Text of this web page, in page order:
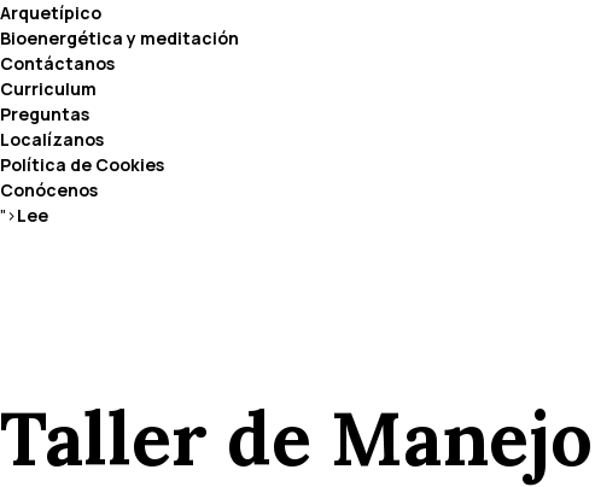
Arquetípico
Bioenergética y meditación
Contáctanos
Curriculum
Preguntas
Localízanos
Política de Cookies
Conócenos
">Lee
Taller de